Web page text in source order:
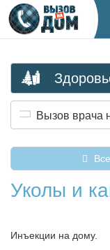
Вызов врача
Уколы и
Инъекции на дому.